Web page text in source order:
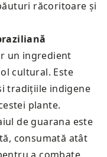
răcoritoare și
un ingredient
cultural. Este
tradițiile indigene
plante.
de guarana este
consumată atât